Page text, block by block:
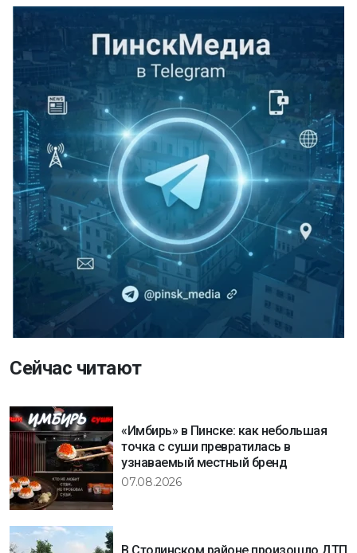
Сейчас читают
«Имбирь» в Пинске: как небольшая
точка с суши превратилась в
узнаваемый местный бренд
07.08.2026